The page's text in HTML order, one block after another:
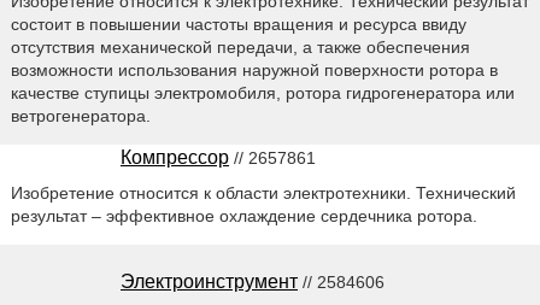
состоит в повышении частоты вращения и ресурса ввиду
отсутствия механической передачи, а также обеспечения
возможности использования наружной поверхности ротора в
качестве ступицы электромобиля, ротора гидрогенератора или
ветрогенератора.
Компрессор // 2657861
Изобретение относится к области электротехники. Технический
результат – эффективное охлаждение сердечника ротора.
Электроинструмент // 2584606